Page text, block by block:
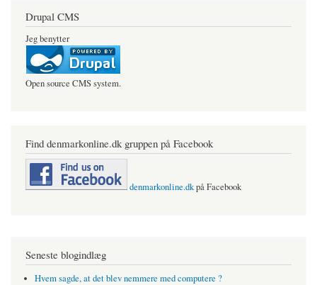
Drupal CMS
Jeg benytter
Open source CMS system.
Find denmarkonline.dk gruppen på Facebook
denmarkonline.dkpå Facebook
Seneste blogindlæg
Hvem sagde, at det blev nemmere med computere ?